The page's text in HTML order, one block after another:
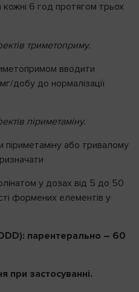
кожні 6 год протягом трьох
триметоприму.
вводити
добу до нормалізації
піриметаміну.
піриметаміну або тривалому
у дозах від 5 до 50
формених елементів у
парентерально – 60
при застосуванні.